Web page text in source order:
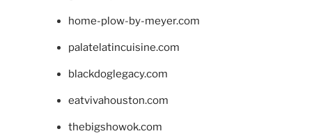
home-plow-by-meyer.com
palatelatincuisine.com
blackdoglegacy.com
eatvivahouston.com
thebigshowok.com